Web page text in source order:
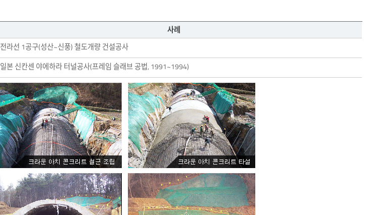
사례
전라선 1공구(성산~신풍) 철도개량 건설공사
일본 신칸센 야에하라 터널공사(프레임 슬래브 공법, 1991~1994)